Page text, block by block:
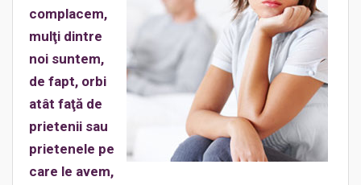
complacem,
mulţi dintre
noi suntem,
de fapt, orbi
atât faţă de
prietenii sau
prietenele pe
care le avem,